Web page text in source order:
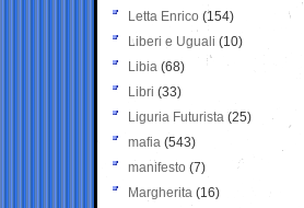
Letta Enrico (154)
Liberi e Uguali (10)
Libia (68)
Libri (33)
Liguria Futurista (25)
mafia (543)
manifesto (7)
Margherita (16)